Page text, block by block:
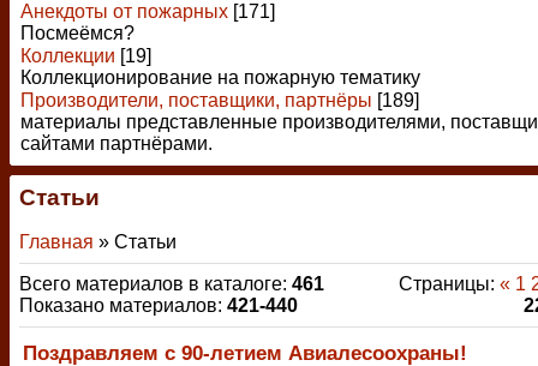
Анекдоты от пожарных [171]
Посмеёмся?
Коллекции [19]
Коллекционирование на пожарную тематику
Производители, поставщики, партнёры [189]
материалы представленные производителями,
сайтами партнёрами.
Статьи
Главная » Статьи
Всего материалов в каталоге: 461
Показано материалов: 421-440
Страницы: « 1
Поздравляем с 90-летием Авиалесоохраны!